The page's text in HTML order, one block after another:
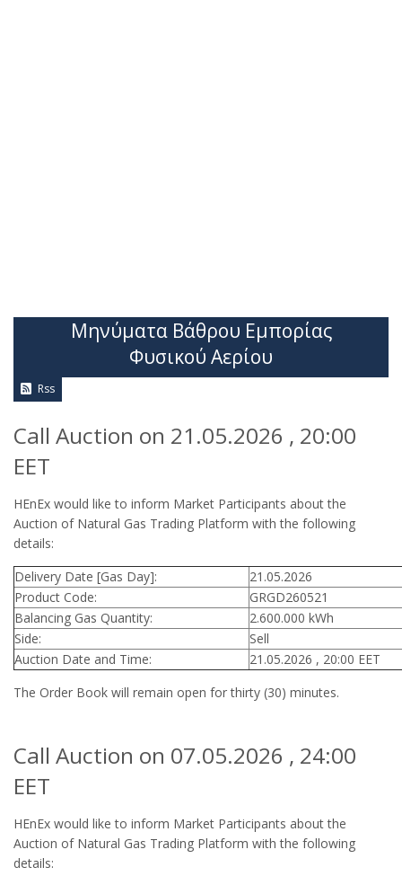
Μηνύματα Βάθρου Εμπορίας
Φυσικού Αερίου
Rss
Call Auction on 21.05.2026 , 20:00
EET
HEnEx would like to inform Market Participants about the
Auction of Natural Gas Trading Platform with the following
details:
Delivery Date [Gas Day]:
21.05.2026
Product Code:
GRGD260521
Balancing Gas Quantity:
2.600.000 kWh
Side:
Sell
Auction Date and Time:
21.05.2026 , 20:00 EET
The Order Book will remain open for thirty (30) minutes.
Call Auction on 07.05.2026 , 24:00
EET
HEnEx would like to inform Market Participants about the
Auction of Natural Gas Trading Platform with the following
details: